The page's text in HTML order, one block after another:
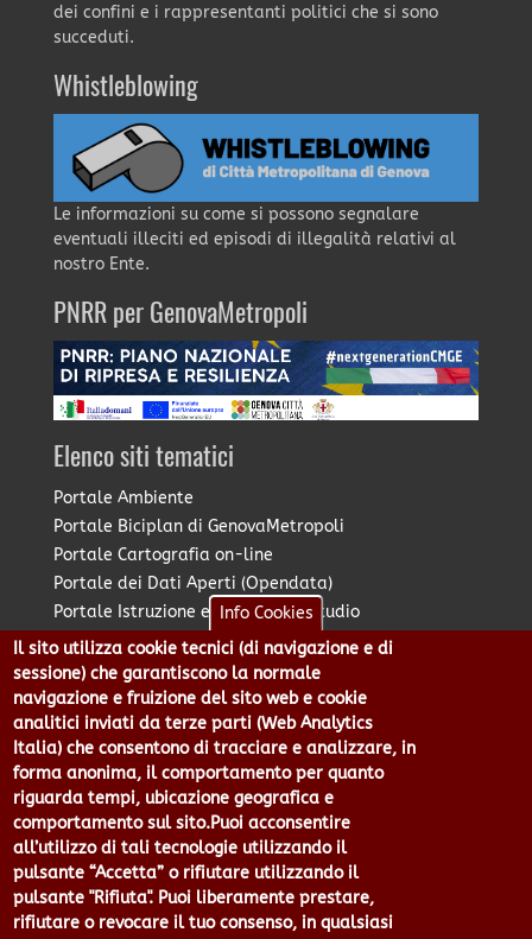
dei confini e i rappresentanti politici che si sono
succeduti.
Whistleblowing
Le informazioni su come si possono segnalare
eventuali illeciti ed episodi di illegalità relativi al
nostro Ente.
PNRR per GenovaMetropoli
Elenco siti tematici
Portale Ambiente
Portale Biciplan di GenovaMetropoli
Portale Cartografia on-line
Portale dei Dati Aperti (Opendata)
Portale Istruzione e Diritto allo Studio
Portale Marketing Territoriale
Portale Piano Strategico Metropolitano
Portale PUMS di GenovaMetropoli
Portale Stazione Unica Appaltante
Pratico: procedimenti e istanze online
Città Metropolitana di Genova - Piazzale Mazzini 2 -16122 -
Genova | CF:80007350103 - P.Iva: 00949170104 | Codice IPA: cmge
Centralino 010 54991 Fax 010 5499244 URP 010 5499456
Num.Verde 800 509420 | P.E.C.:
pec@cert.cittametropolitana.genova.it
Info Cookies
Il sito utilizza cookie tecnici (di navigazione e di
sessione) che garantiscono la normale
navigazione e fruizione del sito web e cookie
analitici inviati da terze parti (Web Analytics
Italia) che consentono di tracciare e analizzare, in
forma anonima, il comportamento per quanto
riguarda tempi, ubicazione geografica e
comportamento sul sito.Puoi acconsentire
all’utilizzo di tali tecnologie utilizzando il
pulsante “Accetta” o rifiutare utilizzando il
pulsante "Rifiuta". Puoi liberamente prestare,
rifiutare o revocare il tuo consenso, in qualsiasi